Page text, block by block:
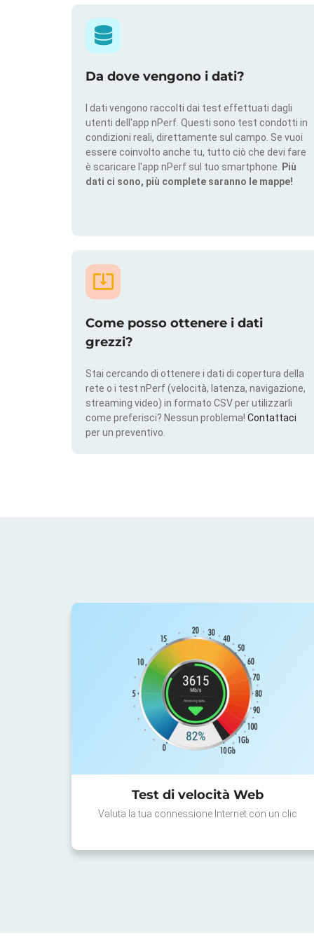
Da dove vengono i dati?
I dati vengono raccolti dai test effettuati dagli
utenti dell'app nPerf. Questi sono test condotti in
condizioni reali, direttamente sul campo. Se vuoi
essere coinvolto anche tu, tutto ciò che devi fare
è scaricare l'app nPerf sul tuo smartphone.
Più
dati ci sono, più complete saranno le mappe!
Come posso ottenere i dati
grezzi?
Stai cercando di ottenere i dati di copertura della
rete o i test nPerf (velocità, latenza, navigazione,
streaming video) in formato CSV per utilizzarli
come preferisci? Nessun problema! Contattaci
per un preventivo.
Test di velocità Web
Valuta la tua connessione Internet con un clic